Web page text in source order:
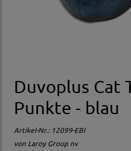
Duvoplus Cat
Punkte - blau
Artikel-Nr.: 12099-EBI
von Laroy Group nv